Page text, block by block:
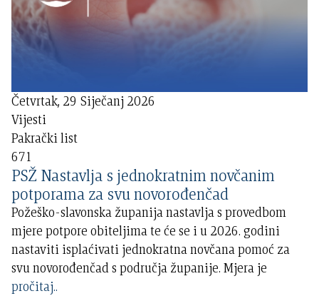
Četvrtak, 29 Siječanj 2026
Vijesti
Pakrački list
671
PSŽ Nastavlja s jednokratnim novčanim
potporama za svu novorođenčad
Požeško-slavonska županija nastavlja s provedbom
mjere potpore obiteljima te će se i u 2026. godini
nastaviti isplaćivati jednokratna novčana pomoć za
svu novorođenčad s područja županije. Mjera je
pročitaj..